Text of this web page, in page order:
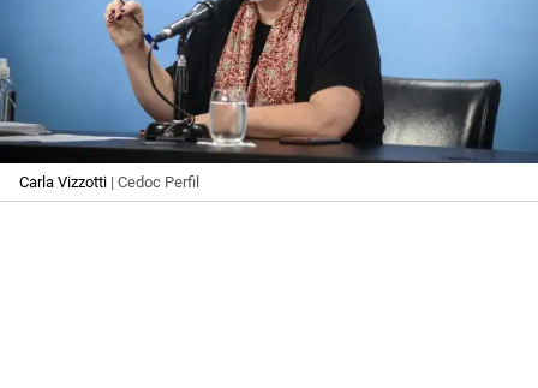
Carla Vizzotti | Cedoc Perfil